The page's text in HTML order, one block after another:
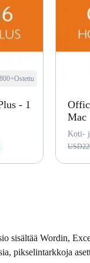
- 1
Mac
Koti-
sisältää Wordin,
pikselintarkkoja